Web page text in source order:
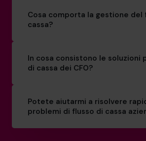
Cosa comporta la gestione del
cassa?
In cosa consistono le soluzioni
di cassa dei CFO?
Potete aiutarmi a risolvere
problemi di flusso di cassa